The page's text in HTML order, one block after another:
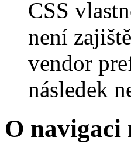
CSS
není
vendor
následek
O navigaci